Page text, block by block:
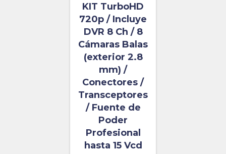
KIT TurboHD
720p / Incluye
DVR 8 Ch / 8
Cámaras Balas
(exterior 2.8
mm) /
Conectores /
Transceptores
/ Fuente de
Poder
Profesional
hasta 15 Vcd